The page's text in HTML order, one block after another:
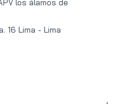
los álamos de
16 Lima - Lima